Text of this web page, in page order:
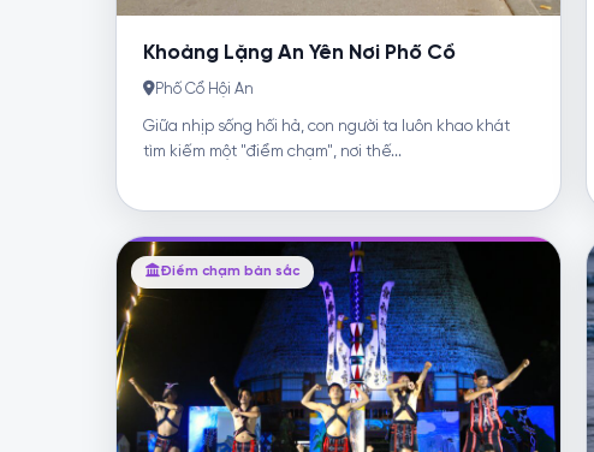
Khoảng Lặng An Yên Nơi Phố Cổ
Phố Cổ Hội An
Giữa nhịp sống hối hả, con người ta luôn khao khát
tìm kiếm một "điểm chạm", nơi thế...
Điểm chạm bản sắc